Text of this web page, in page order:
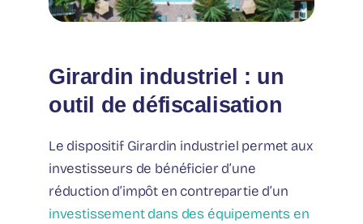
Girardin industriel : un
outil de défiscalisation
Le dispositif Girardin industriel permet aux
investisseurs de bénéficier d’une
réduction d’impôt en contrepartie d’un
investissement dans des équipements en